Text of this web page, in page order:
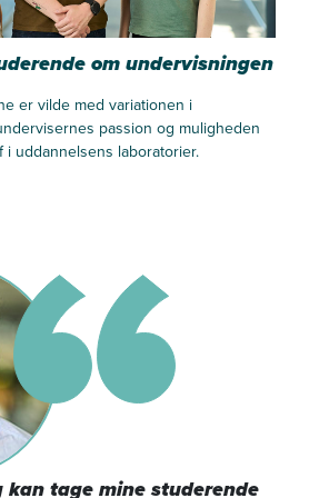
af livet.
at forske?
kort efter, jeg blev uddannet
Afdeling på OUH.
forskningsprojekter de første par
vandt blandt andet en ærespris på en
om undervisningen
er vilde med variationen i
passion og muligheden
uddannelsens laboratorier.
kan tage mine studerende